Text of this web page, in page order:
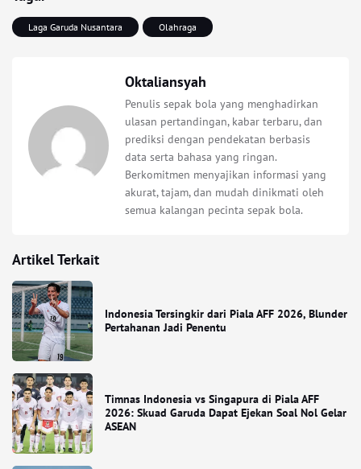
Laga Garuda Nusantara Olahraga
Oktaliansyah
Penulis sepak bola yang menghadirkan
ulasan pertandingan, kabar terbaru, dan
prediksi dengan pendekatan berbasis
data serta bahasa yang ringan.
Berkomitmen menyajikan informasi yang
akurat, tajam, dan mudah dinikmati oleh
semua kalangan pecinta sepak bola.
Artikel Terkait
Indonesia Tersingkir dari Piala AFF 2026, Blunder
Pertahanan Jadi Penentu
Timnas Indonesia vs Singapura di Piala AFF
2026: Skuad Garuda Dapat Ejekan Soal Nol Gelar
ASEAN